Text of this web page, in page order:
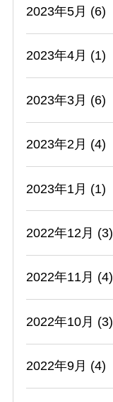
2023年5月 (6)
2023年4月 (1)
2023年3月 (6)
2023年2月 (4)
2023年1月 (1)
2022年12月 (3)
2022年11月 (4)
2022年10月 (3)
2022年9月 (4)